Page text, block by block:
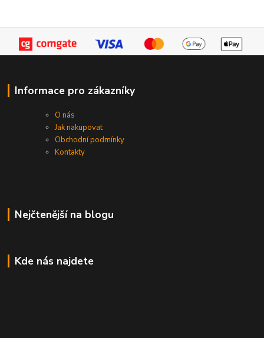
Informace pro zákazníky
O nás
Jak nakupovat
Obchodní podmínky
Kontakty
Nejčtenější na blogu
Kde nás najdete